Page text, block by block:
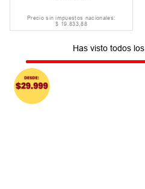
Precio sin impuestos nacionales:
$ 19.833,88
Has visto todos los